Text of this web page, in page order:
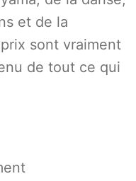
et de la
sont vraiment
de tout ce qui